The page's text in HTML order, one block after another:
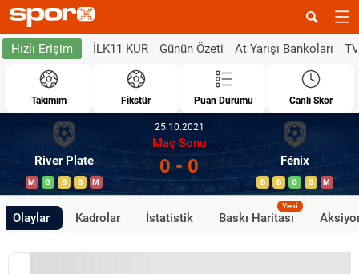
Hızlı Erişim İLK11 KUR Günün Özeti At Yarışı Bankoları
Takımım Fikstür Puan Durumu Canlı Skor
River Plate
M G B B M
25.10.2021
Maç Sonu
0 - 0 Fénix
B B G B M
Olaylar Kadrolar İstatistik Baskı Haritası
Yeni